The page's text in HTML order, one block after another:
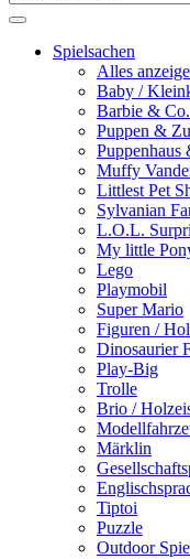
Spielsachen
Alles
Baby /
Barbie & Co.
Puppen &
Puppenhaus
Muffy
Littlest Pet
Sylvanian
L.O.L.
My little
Lego
Playmobil
Super Mario
Figuren /
Dinosaurier
Play-Big
Trolle
Brio /
Märklin
Tiptoi
Puzzle
Outdoor